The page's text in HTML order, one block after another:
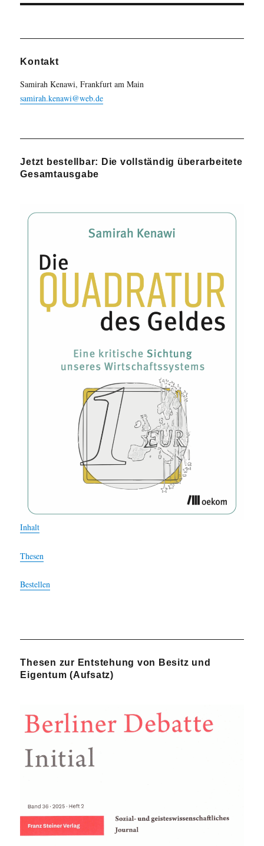
Kontakt
Samirah Kenawi, Frankfurt am Main
samirah.kenawi@web.de
Jetzt bestellbar: Die vollständig überarbeitete
Gesamtausgabe
Inhalt
Thesen
Bestellen
Thesen zur Entstehung von Besitz und
Eigentum (Aufsatz)